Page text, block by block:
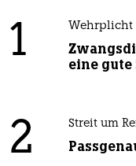
1 Wehrplicht
eine gute
2 Streit um